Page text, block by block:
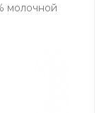
молочной